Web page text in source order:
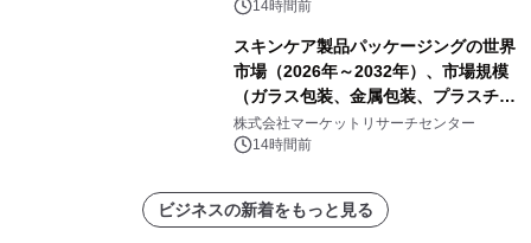
14時間前
スキンケア製品パッケージングの世界
市場（2026年～2032年）、市場規模
（ガラス包装、金属包装、プラスチッ
ク包装、その他）・分析レポートを発
表
株式会社マーケットリサーチセンター
14時間前
ビジネスの新着をもっと見る